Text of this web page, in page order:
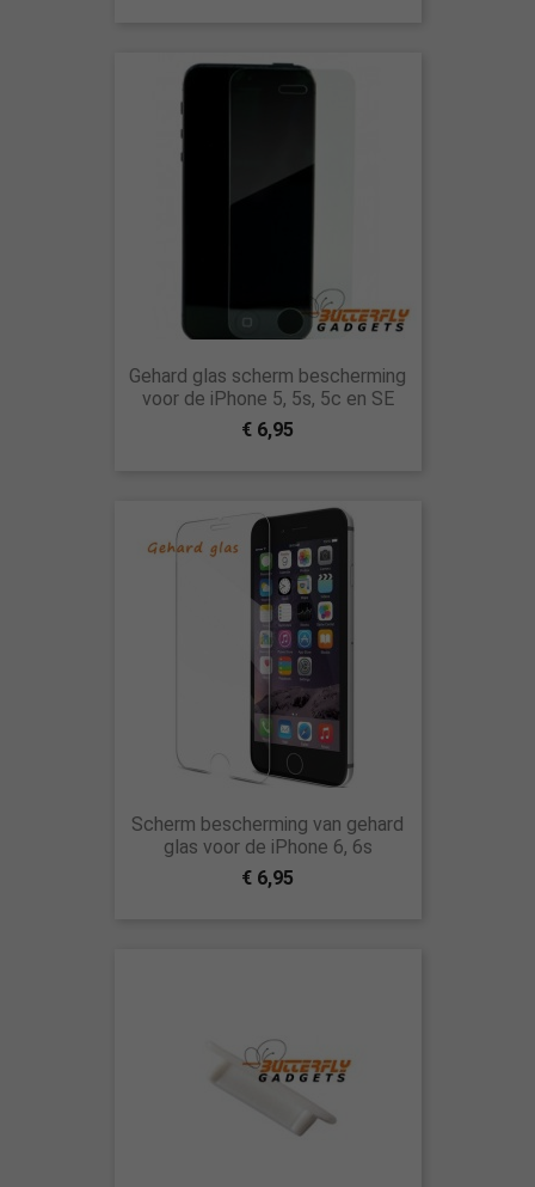
Gehard glas scherm bescherming
voor de iPhone 5, 5s, 5c en SE
€ 6,95
Scherm bescherming van gehard
glas voor de iPhone 6, 6s
€ 6,95